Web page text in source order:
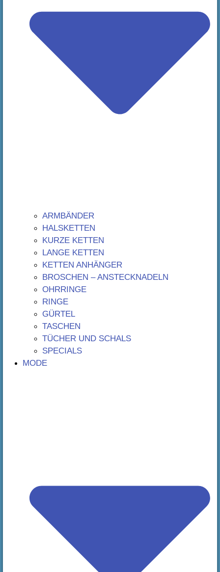
ARMBÄNDER
HALSKETTEN
KURZE KETTEN
LANGE KETTEN
KETTEN ANHÄNGER
BROSCHEN – ANSTECKNADELN
OHRRINGE
RINGE
GÜRTEL
TASCHEN
TÜCHER UND SCHALS
SPECIALS
MODE